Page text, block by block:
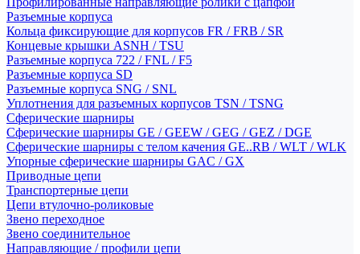
Разъемные корпуса
Кольца фиксирующие для корпусов FR / FRB / SR
Концевые крышки ASNH / TSU
Разъемные корпуса 722 / FNL / F5
Разъемные корпуса SD
Разъемные корпуса SNG / SNL
Уплотнения для разъемных корпусов TSN / TSNG
Сферические шарниры
Сферические шарниры GE / GEEW / GEG / GEZ / DGE
Сферические шарниры с телом качения GE..RB / WLT / WLK
Упорные сферические шарниры GAC / GX
Приводные цепи
Транспортерные цепи
Цепи втулочно-роликовые
Звено переходное
Звено соединительное
Направляющие / профили цепи